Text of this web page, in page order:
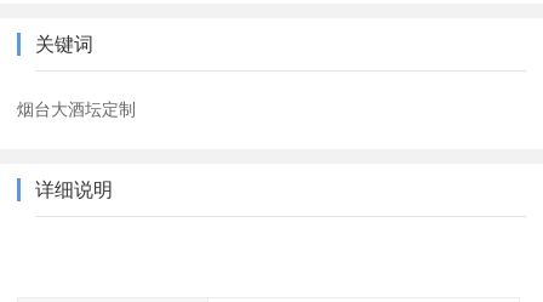
关键词
烟台大酒坛定制
详细说明